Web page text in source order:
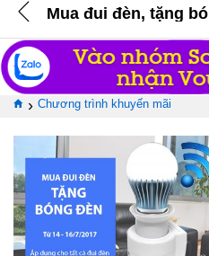
› Chương trình khuyến mãi